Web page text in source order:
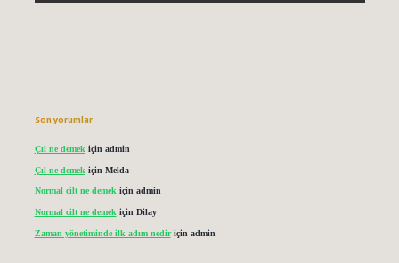
Son yorumlar
Çıl ne demek için admin
Çıl ne demek için Melda
Normal cilt ne demekiçin admin
Normal cilt ne demek için Dilay
Zaman yönetiminde ilk adım nediriçin admin